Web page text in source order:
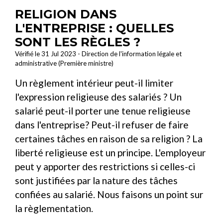
RELIGION DANS
L'ENTREPRISE : QUELLES
SONT LES RÈGLES ?
Vérifié le 31 Jul 2023 - Direction de l'information légale et
administrative (Première ministre)
Un règlement intérieur peut-il limiter
l'expression religieuse des salariés ? Un
salarié peut-il porter une tenue religieuse
dans l'entreprise? Peut-il refuser de faire
certaines tâches en raison de sa religion ? La
liberté religieuse est un principe. L'employeur
peut y apporter des restrictions si celles-ci
sont justifiées par la nature des tâches
confiées au salarié. Nous faisons un point sur
la règlementation.